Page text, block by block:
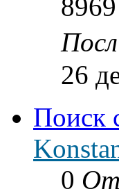
8969
26
Поиск
0